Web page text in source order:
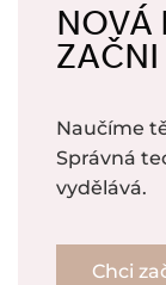
NOVÁ
ZAČNI
Naučíme
Správná
vydělává.
Chci